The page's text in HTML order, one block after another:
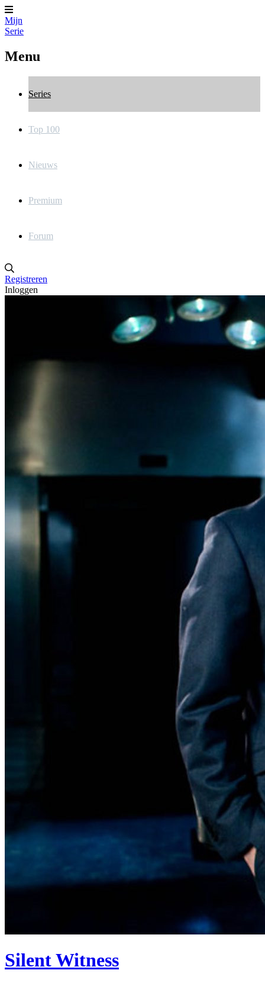
Mijn
Serie
Menu
Series
Top 100
Nieuws
Premium
Forum
Registreren
Inloggen
Silent Witness